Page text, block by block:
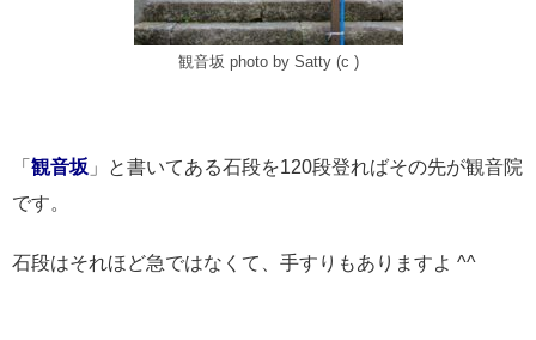
観音坂 photo by Satty (c )
「 観音坂 」と書いてある石段を120段登ればその先が観音院
です。
石段はそれほど急ではなくて、手すりもありますよ ^^